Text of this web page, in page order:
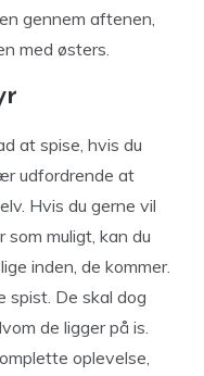
gennem aftenen,
med østers.
at spise, hvis du
udfordrende at
Hvis du gerne vil
muligt, kan du
inden, de kommer.
spist. De skal dog
de ligger på is.
oplevelse,